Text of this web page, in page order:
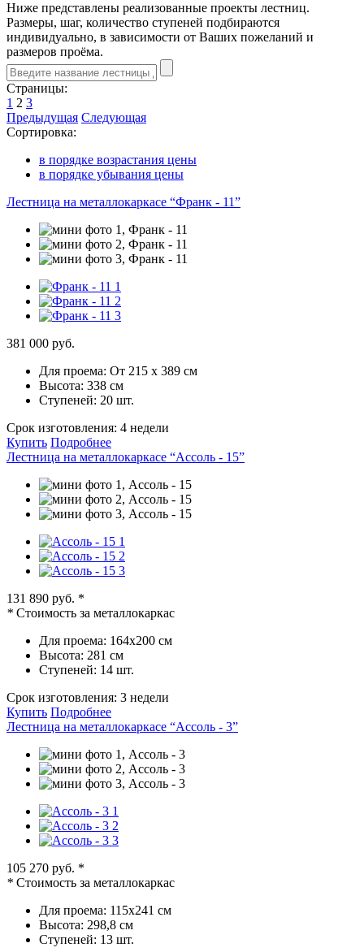
Ниже представлены реализованные проекты лестниц.
Размеры, шаг, количество ступеней подбираются
индивидуально, в зависимости от Ваших пожеланий и
размеров проёма.
Страницы:
1 2 3
Предыдущая Следующая
Сортировка:
в порядке возрастания цены
в порядке убывания цены
Лестница на металлокаркасе “Франк - 11”
381 000 руб.
Для проема: От 215 х 389 см
Высота: 338 см
Ступеней: 20 шт.
Срок изготовления: 4 недели
Купить Подробнее
Лестница на металлокаркасе “Ассоль - 15”
131 890 руб. *
* Стоимость за металлокаркас
Для проема: 164х200 см
Высота: 281 см
Ступеней: 14 шт.
Срок изготовления: 3 недели
Купить Подробнее
Лестница на металлокаркасе “Ассоль - 3”
105 270 руб. *
* Стоимость за металлокаркас
Для проема: 115х241 см
Высота: 298,8 см
Ступеней: 13 шт.